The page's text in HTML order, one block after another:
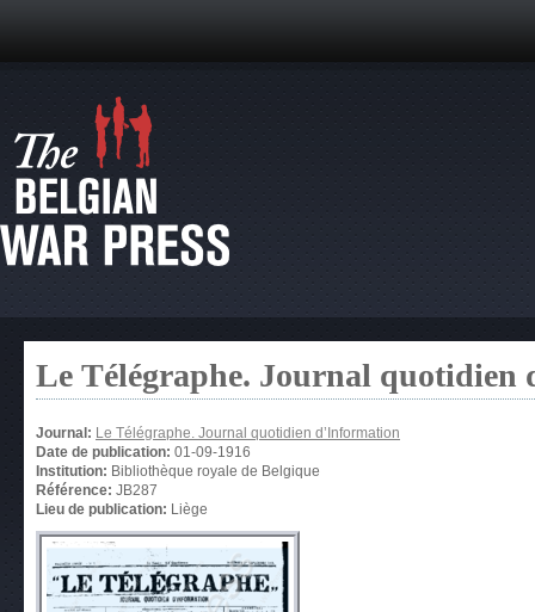
Le Télégraphe. Journal quotidien
Journal: Le Télégraphe. Journal quotidien d’Information
Date de publication: 01-09-1916
Institution: Bibliothèque royale de Belgique
Référence: JB287
Lieu de publication: Liège